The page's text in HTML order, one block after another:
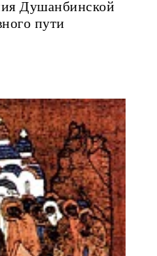
Душанбинской
пути